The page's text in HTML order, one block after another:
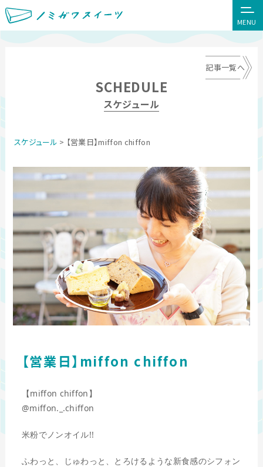
MENU
SCHEDULE
スケジュール
記事一覧へ
スケジュール > 【営業日】miffon chiffon
【営業日】miffon chiffon
【miffon chiffon】
@miffon._.chiffon
米粉でノンオイル!!
ふわっと、じゅわっと、とろけるような新食感のシフォン